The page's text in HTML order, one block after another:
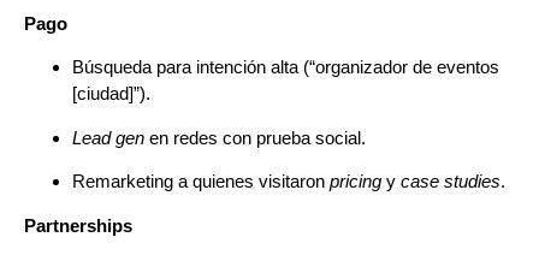
Pago
Búsqueda para intención alta (“organizador de eventos
[ciudad]”).
Lead gen en redes con prueba social.
Remarketing a quienes visitaron pricing y case studies.
Partnerships